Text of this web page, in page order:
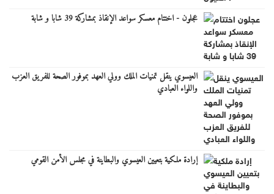
عجلون - اختتام معسكر سواعد الإنقاذ بمشاركة 39 شابا و شابة
العيسوي ينقل تمنيات الملك وولي العهد بموفور الصحة للفريق العزب
واللواء العبادي
إرادة ملكية بتعيين العيسوي والبطاينة في مجلس الأمن القومي